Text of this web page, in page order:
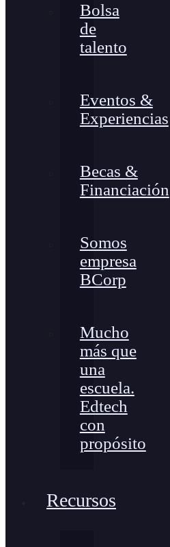
Bolsa
de
talento
Eventos &
Experiencias
Becas &
Financiación
Somos
empresa
BCorp
Mucho
más que
una
escuela.
Edtech
con
propósito
Recursos